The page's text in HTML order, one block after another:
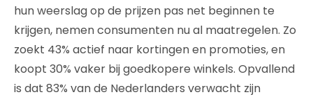
hun weerslag op de prijzen pas net beginnen te
krijgen, nemen consumenten nu al maatregelen. Zo
zoekt 43% actief naar kortingen en promoties, en
koopt 30% vaker bij goedkopere winkels. Opvallend
is dat 83% van de Nederlanders verwacht zijn